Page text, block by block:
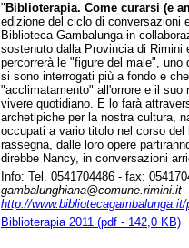
" Biblioterapia. Come curarsi (e
edizione del ciclo di conversazioni
Biblioteca Gambalunga in
sostenuto dalla Provincia di Rimini
percorrerà le "figure del male",
si sono interrogati più a fondo e
"acclimatamento" all'orrore e il suo
vivere quotidiano. E lo farà
archetipiche per la nostra cultura,
occupati a vario titolo nel corso
rassegna, dalle loro opere
direbbe Nancy, in conversazioni
Info: Tel. 0541704486 - fax:
gambalunghiana@comune.rimini.it
http://
Biblioterapia 2011 (pdf - 142,0 KB)